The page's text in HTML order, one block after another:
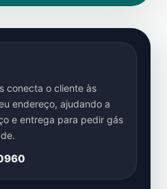
conecta o cliente às
endereço, ajudando a
e entrega para pedir gás